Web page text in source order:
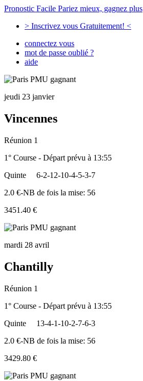
Pronostic Facile Pariez mieux, gagnez plus
> Inscrivez vous Gratuitement! <
connectez vous
mot de passe oublié ?
aide
jeudi 23 janvier
Vincennes
Réunion 1
1° Course - Départ prévu à 13:55
Quinte
6-2-12-10-4-5-3-7
2.0 €-NB de fois la mise: 56
3451.40 €
mardi 28 avril
Chantilly
Réunion 1
1° Course - Départ prévu à 13:55
Quinte
13-4-1-10-2-7-6-3
2.0 €-NB de fois la mise: 56
3429.80 €